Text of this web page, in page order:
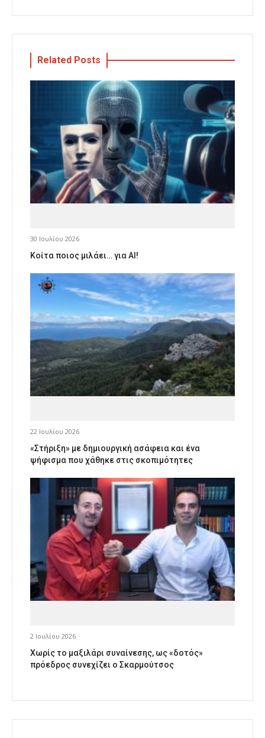
Related Posts
30 Ιουλίου 2026
Κοίτα ποιος μιλάει… για AI!
22 Ιουλίου 2026
«Στήριξη» με δημιουργική ασάφεια και ένα
ψήφισμα που χάθηκε στις σκοπιμότητες
2 Ιουλίου 2026
Χωρίς το μαξιλάρι συναίνεσης, ως «δοτός»
πρόεδρος συνεχίζει ο Σκαρμούτσος